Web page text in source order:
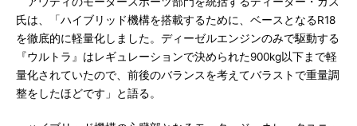
氏は、「ハイブリッド機構を搭載するために、ベースとなるR18
を徹底的に軽量化しました。ディーゼルエンジンのみで駆動する
『ウルトラ』はレギュレーションで決められた900kg以下まで軽
量化されていたので、前後のバランスを考えてバラストで重量調
整をしたほどです」と語る。